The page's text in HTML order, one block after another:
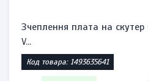
Зчеплення плата на скутер
V...
Код товара: 1493635641